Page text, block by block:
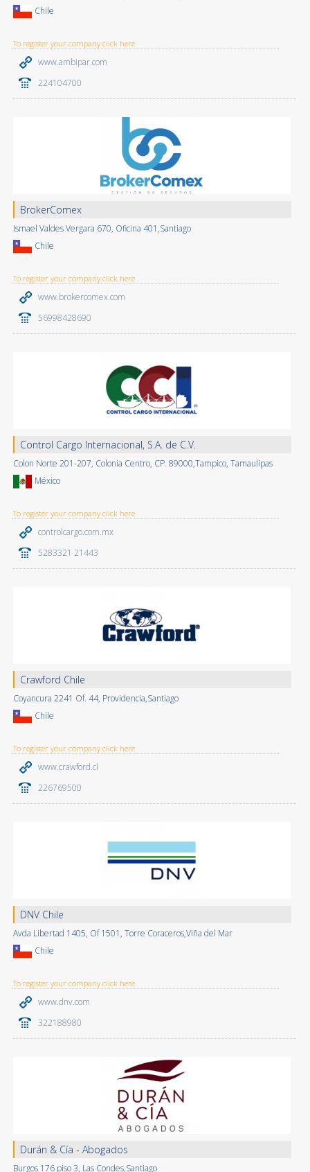
Chile
To register your company click here
www.ambipar.com
224104700
BrokerComex
Ismael Valdes Vergara 670, Oficina 401,Santiago
Chile
To register your company click here
www.brokercomex.com
56998428690
Control Cargo Internacional, S.A. de C.V.
Colon Norte 201-207, Colonia Centro, CP. 89000,Tampico, Tamaulipas
México
To register your company click here
controlcargo.com.mx
5283321 21443
Crawford Chile
Coyancura 2241 Of. 44, Providencia,Santiago
Chile
To register your company click here
www.crawford.cl
226769500
DNV Chile
Avda Libertad 1405, Of 1501, Torre Coraceros,Viña del Mar
Chile
To register your company click here
www.dnv.com
322188980
Durán & Cía - Abogados
Burgos 176 piso 3, Las Condes,Santiago